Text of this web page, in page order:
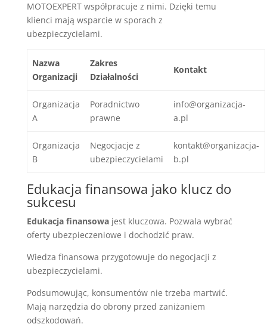
MOTOEXPERT współpracuje z nimi. Dzięki temu
klienci mają wsparcie w sporach z
ubezpieczycielami.
Nazwa
Organizacji
Zakres
Działalności
Kontakt
Organizacja
A
Poradnictwo
prawne
info@organizacja-
a.pl
Organizacja
B
Negocjacje z
ubezpieczycielami
kontakt@organizacja-
b.pl
Edukacja finansowa jako klucz do
sukcesu
Edukacja finansowajest kluczowa. Pozwala wybrać
oferty ubezpieczeniowe i dochodzić praw.
Wiedza finansowa przygotowuje do negocjacji z
ubezpieczycielami.
Podsumowując, konsumentów nie trzeba martwić.
Mają narzędzia do obrony przed zaniżaniem
odszkodowań.